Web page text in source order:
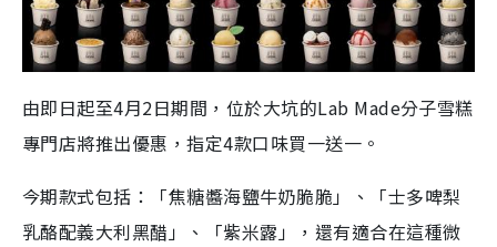
由即日起至4月2日期間，位於大坑的Lab Made分子雪糕
專門店將推出優惠，指定4款口味買一送一。
今期款式包括：「焦糖醬海鹽牛奶脆脆」、「士多啤梨
乳酪配義大利黑醋」、「紫米露」，還有適合在這種微